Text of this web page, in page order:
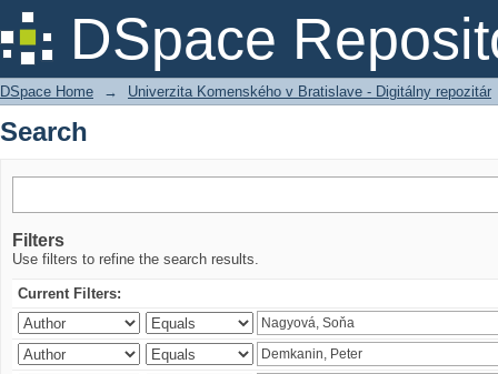
DSpace
Search
DSpace Home → Univerzita Komenského v Bratislave - Digitálny repozitár
Search
Filters
Use filters to refine the search results.
Current Filters: